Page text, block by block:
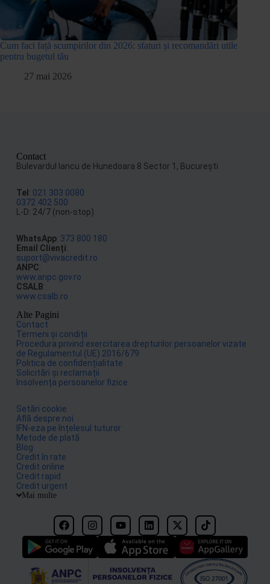
Cum faci față scumpirilor din 2026: sfaturi și recomandări utile
pentru bugetul tău
27 mai 2026
Contact
Bulevardul Iancu de Hunedoara 8 Sector 1, Bucureşti
Tel: 021 303 0080
0372 402 500
L-D: 24/7 (non-stop)
WhatsApp: 373 800 180
Email Clienți:
suport@vivacredit.ro
ANPC:
www.anpc.gov.ro
CSALB:
www.csalb.ro
Alte Pagini
Contact
Termeni și condiții
Procedura privind exercitarea drepturilor persoanelor vizate
de Regulamentul (UE) 2016/679
Politica de confidențialitate
Solicitări și reclamații
Insolvența persoanelor fizice
Setări cookie
Află despre noi
IFN-eza pe înțelesul tuturor
Metode de plată
Blog
Credit în rate
Credit online
Credit rapid
Credit urgent
Mai multe